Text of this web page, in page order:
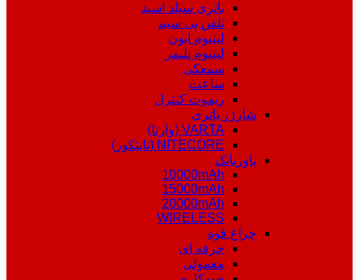
باتری سیلد اسید
تلفن بی سیم
لیتیوم ایون
لیتیوم پلیمر
سمعکی
ساعت
ریموت کنترل
شارژر باتری
VARTA (وارتا)
NITECORE (نایتکور)
پاوربانک
10000mAh
15000mAh
20000mAh
WIRELESS
چراغ قوه
حرفه ای
معمولی